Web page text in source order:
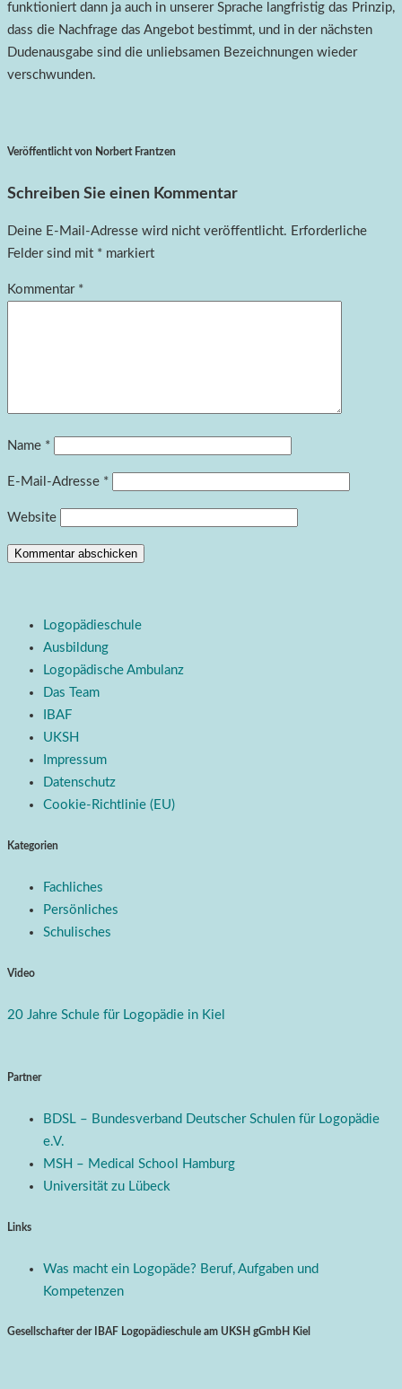
funktioniert dann ja auch in unserer Sprache langfristig das Prinzip,
dass die Nachfrage das Angebot bestimmt, und in der nächsten
Dudenausgabe sind die unliebsamen Bezeichnungen wieder
verschwunden.
Veröffentlicht von Norbert Frantzen
Schreiben Sie einen Kommentar
Deine E-Mail-Adresse wird nicht veröffentlicht. Erforderliche
Felder sind mit * markiert
Kommentar *
Name *
E-Mail-Adresse *
Website
Logopädieschule
Ausbildung
Logopädische Ambulanz
Das Team
IBAF
UKSH
Impressum
Datenschutz
Cookie-Richtlinie (EU)
Kategorien
Fachliches
Persönliches
Schulisches
Video
20 Jahre Schule für Logopädie in Kiel
Partner
BDSL – Bundesverband Deutscher Schulen für Logopädie
e.V.
MSH – Medical School Hamburg
Universität zu Lübeck
Links
Was macht ein Logopäde? Beruf, Aufgaben und
Kompetenzen
Gesellschafter der IBAF Logopädieschule am UKSH gGmbH Kiel